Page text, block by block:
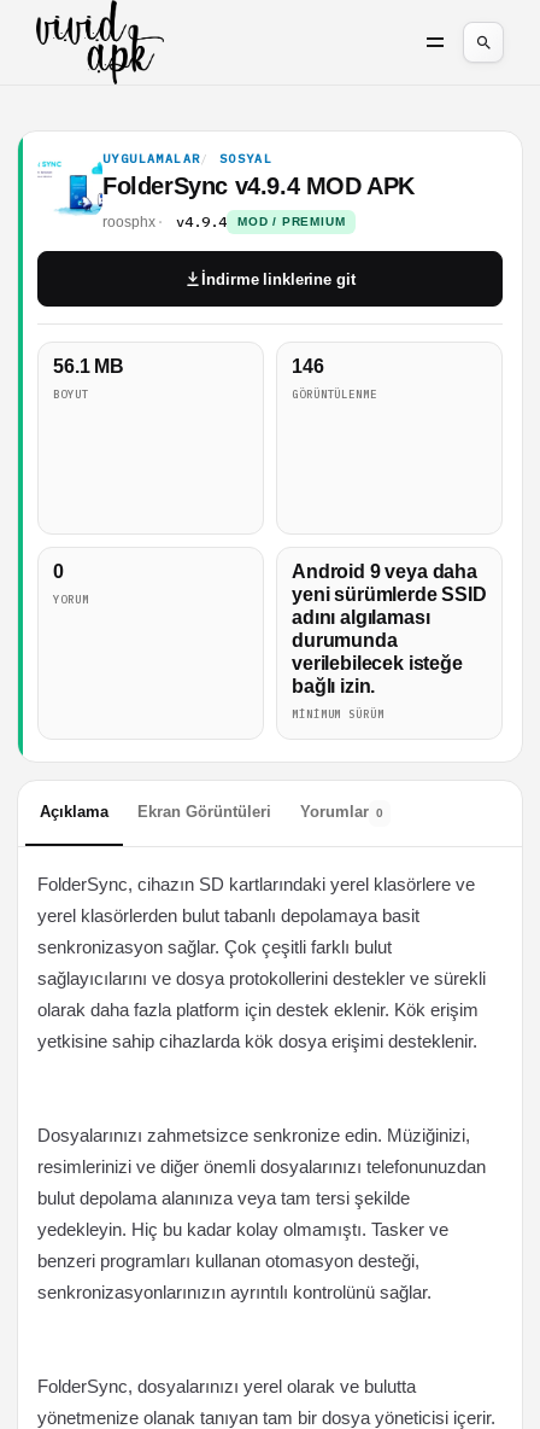
UYGULAMALAR SOSYAL
FolderSync v4.9.4 MOD APK
roosphx v4.9.4 MOD / PREMIUM
56.1 MB
BOYUT
146
GÖRÜNTÜLENME
0
YORUM
Android 9 veya daha
yeni sürümlerde SSID
adını algılaması
durumunda
verilebilecek isteğe
bağlı izin.
MINIMUM SÜRÜM
İndirme linklerine git
Açıklama Ekran Görüntüleri Yorumlar 0
FolderSync, cihazın SD kartlarındaki yerel klasörlere ve
yerel klasörlerden bulut tabanlı depolamaya basit
senkronizasyon sağlar. Çok çeşitli farklı bulut
sağlayıcılarını ve dosya protokollerini destekler ve sürekli
olarak daha fazla platform için destek eklenir. Kök erişim
yetkisine sahip cihazlarda kök dosya erişimi desteklenir.
Dosyalarınızı zahmetsizce senkronize edin. Müziğinizi,
resimlerinizi ve diğer önemli dosyalarınızı telefonunuzdan
bulut depolama alanınıza veya tam tersi şekilde
yedekleyin. Hiç bu kadar kolay olmamıştı. Tasker ve
benzeri programları kullanan otomasyon desteği,
senkronizasyonlarınızın ayrıntılı kontrolünü sağlar.
FolderSync, dosyalarınızı yerel olarak ve bulutta
yönetmenize olanak tanıyan tam bir dosya yöneticisi içerir.